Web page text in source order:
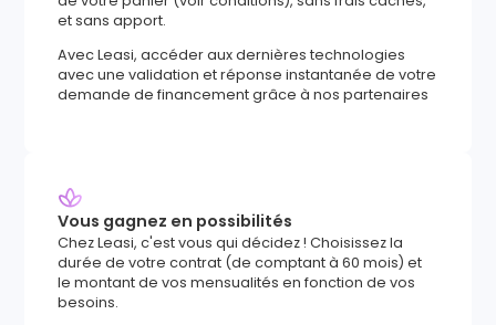
et sans apport.
Avec Leasi, accéder aux dernières technologies
avec une validation et réponse instantanée de votre
demande de financement grâce à nos partenaires
Vous gagnez en possibilités
Chez Leasi, c'est vous qui décidez ! Choisissez la
durée de votre contrat (de comptant à 60 mois) et
le montant de vos mensualités en fonction de vos
besoins.